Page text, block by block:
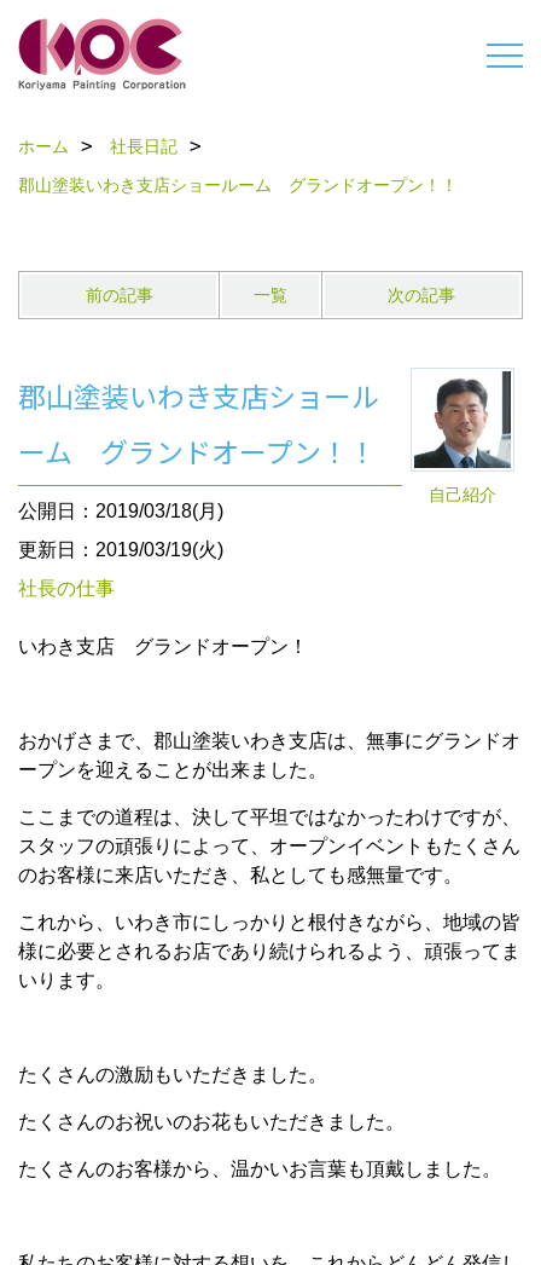
ホーム
社長日記
郡山塗装いわき支店ショールーム グランドオープン！！
前の記事 一覧 次の記事
自己紹介
郡山塗装いわき支店ショール
ーム グランドオープン！！
公開日：2019/03/18(月)
更新日：2019/03/19(火)
社長の仕事
いわき支店 グランドオープン！
おかげさまで、郡山塗装いわき支店は、無事にグランドオ
ープンを迎えることが出来ました。
ここまでの道程は、決して平坦ではなかったわけですが、
スタッフの頑張りによって、オープンイベントもたくさん
のお客様に来店いただき、私としても感無量です。
これから、いわき市にしっかりと根付きながら、地域の皆
様に必要とされるお店であり続けられるよう、頑張ってま
いります。
たくさんの激励もいただきました。
たくさんのお祝いのお花もいただきました。
たくさんのお客様から、温かいお言葉も頂戴しました。